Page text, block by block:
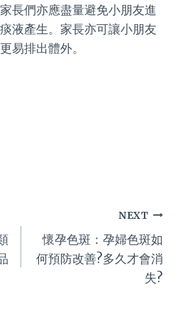
長們亦應盡量避免小朋友進
液產生。家長亦可讓小朋友
易排出體外。
NEXT
懷孕色斑：孕婦色斑如
何預防改善?多久才會消
失?